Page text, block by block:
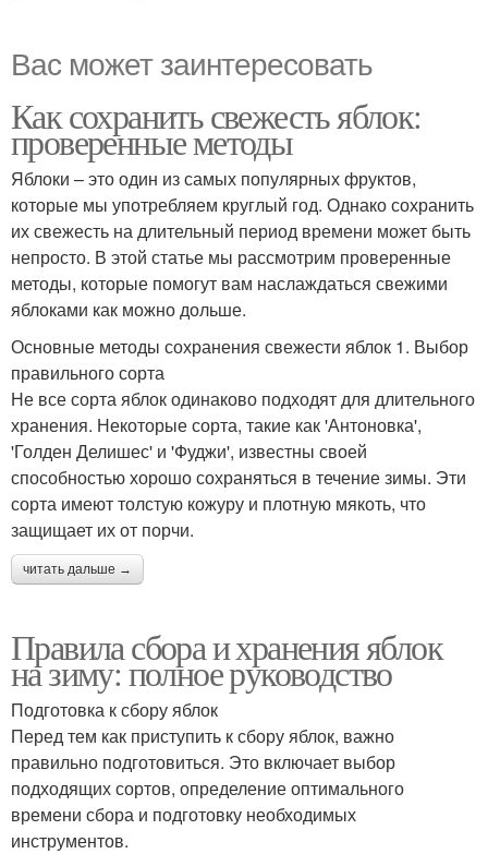
Вас может заинтересовать
Как сохранить свежесть яблок:
проверенные методы
Яблоки – это один из самых популярных фруктов,
которые мы употребляем круглый год. Однако сохранить
их свежесть на длительный период времени может быть
непросто. В этой статье мы рассмотрим проверенные
методы, которые помогут вам наслаждаться свежими
яблоками как можно дольше.
Основные методы сохранения свежести яблок 1. Выбор
правильного сорта
Не все сорта яблок одинаково подходят для длительного
хранения. Некоторые сорта, такие как 'Антоновка',
'Голден Делишес' и 'Фуджи', известны своей
способностью хорошо сохраняться в течение зимы. Эти
сорта имеют толстую кожуру и плотную мякоть, что
защищает их от порчи.
читать дальше →
Правила сбора и хранения яблок
на зиму: полное руководство
Подготовка к сбору яблок
Перед тем как приступить к сбору яблок, важно
правильно подготовиться. Это включает выбор
подходящих сортов, определение оптимального
времени сбора и подготовку необходимых
инструментов.